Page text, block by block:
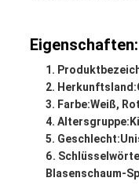
Eigenschaften:
Herkunftsland:
Farbe:Weiß,
Altersgruppe:
Geschlecht:
Blasenschaum-